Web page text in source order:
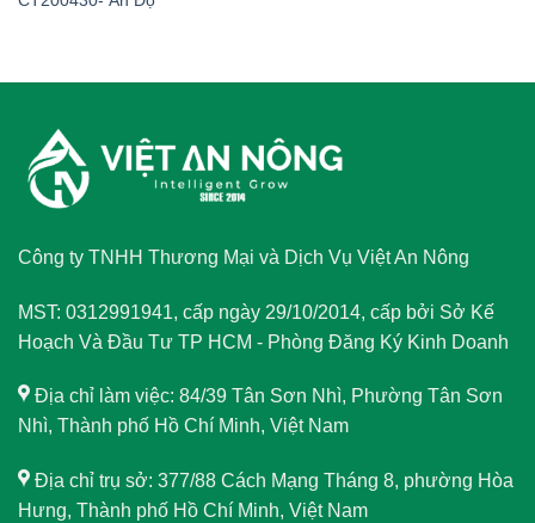
Công ty TNHH Thương Mại và Dịch Vụ Việt An Nông
MST: 0312991941, cấp ngày 29/10/2014, cấp bởi Sở Kế
Hoạch Và Đầu Tư TP HCM - Phòng Đăng Ký Kinh Doanh
Địa chỉ làm việc: 84/39 Tân Sơn Nhì, Phường Tân Sơn
Nhì, Thành phố Hồ Chí Minh, Việt Nam
Địa chỉ trụ sở: 377/88 Cách Mạng Tháng 8, phường Hòa
Hưng, Thành phố Hồ Chí Minh, Việt Nam